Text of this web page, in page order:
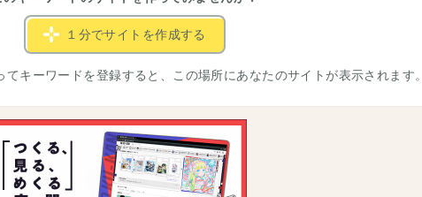
１分でサイトを作成する
キーワードを登録すると、この場所にあなたのサイトが表示されます。